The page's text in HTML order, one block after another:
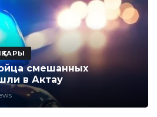
смешанных
в Актау